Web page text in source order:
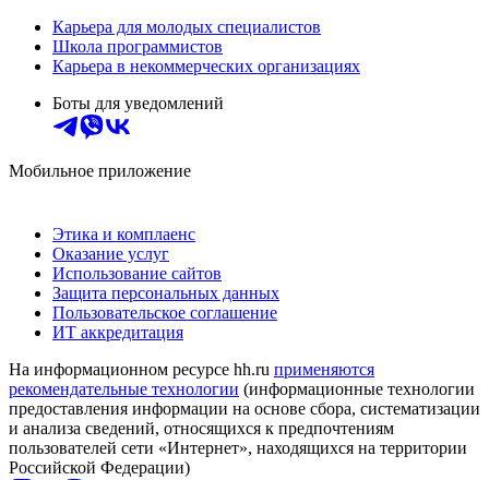
Карьера для молодых специалистов
Школа программистов
Карьера в некоммерческих организациях
Боты для уведомлений
Мобильное приложение
Этика и комплаенс
Оказание услуг
Использование сайтов
Защита персональных данных
Пользовательское соглашение
ИТ аккредитация
На информационном ресурсе hh.ru применяются
рекомендательные технологии (информационные технологии
предоставления информации на основе сбора, систематизации
и анализа сведений, относящихся к предпочтениям
пользователей сети «Интернет», находящихся на территории
Российской Федерации)